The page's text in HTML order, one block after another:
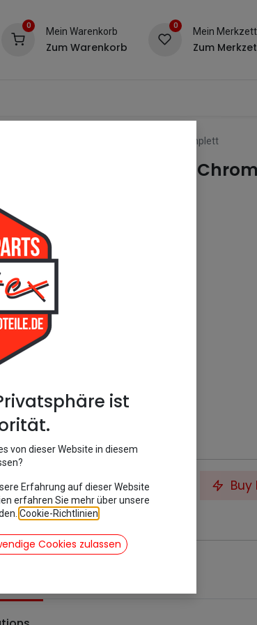
0
Mein Warenkorb
Zum Warenkorb
0
Mein
Zum
Radkappensatz Chrom 2CV komplett
[Kit14] Radkappensatz
Radkappen Satz Chrom.
aus:
4x Radkappe Chrom (694300)
4x Schraube Radkappe Inox (694305)
für:
2CV6
2CV4
AZU
Mehari
€
Add to Cart Buy
Auf die Wunschliste
:
ist
von dieser Website in diesem
Erfahrung auf dieser Website
erfahren Sie mehr über unsere
Cookie-Richtlinien
Cookies zulassen